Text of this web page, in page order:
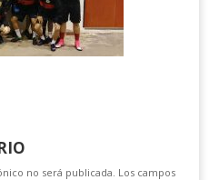
no será publicada. Los campos